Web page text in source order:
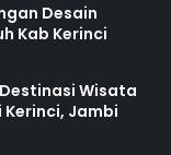
Desain
Kab Kerinci
Wisata
Jambi